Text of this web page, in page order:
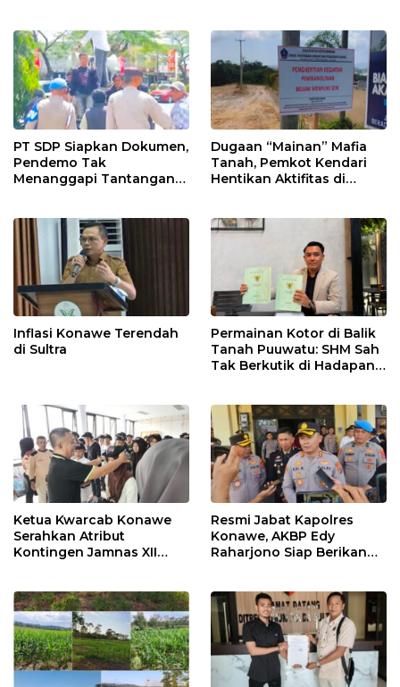
PT SDP Siapkan Dokumen,
Pendemo Tak
Menanggapi Tantangan
Dugaan “Mainan” Mafia
Tanah, Pemkot Kendari
Hentikan Aktifitas di
Inflasi Konawe Terendah
di Sultra
Permainan Kotor di Balik
Tanah Puuwatu: SHM Sah
Tak Berkutik di Hadapan
Ketua Kwarcab Konawe
Serahkan Atribut
Kontingen Jamnas XII
Resmi Jabat Kapolres
Konawe, AKBP Edy
Raharjono Siap Berikan